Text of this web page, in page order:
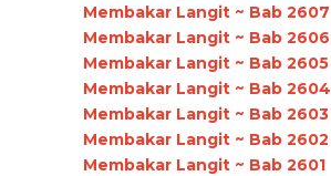
Membakar Langit ~ Bab 2607
Membakar Langit ~ Bab 2606
Membakar Langit ~ Bab 2605
Membakar Langit ~ Bab 2604
Membakar Langit ~ Bab 2603
Membakar Langit ~ Bab 2602
Membakar Langit ~ Bab 2601